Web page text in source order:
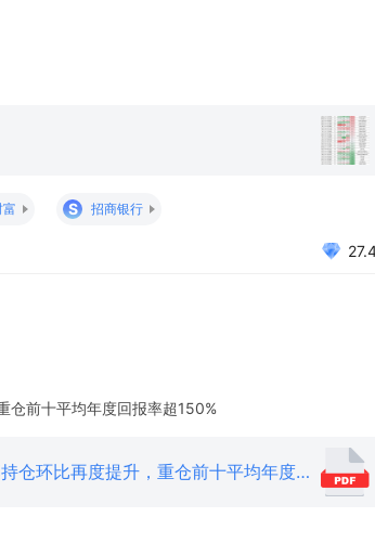
富 S 招商银行
仓前十平均年度回报率超150%
202101242020年第四季度军工板块公募持仓报告：公募持仓环比再度提升，重仓前十平均年度回报率超150%.pdf